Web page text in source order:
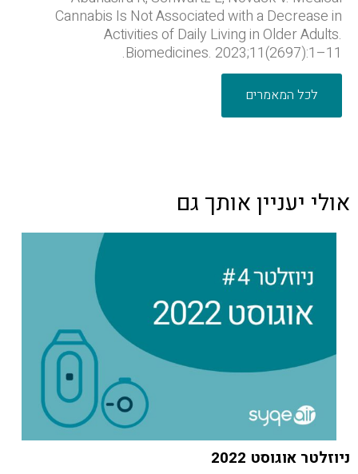
Cannabis Is Not Associated with a Decrease in
Activities of Daily Living in Older Adults.
Biomedicines. 2023;11(2697):1–11.
לכל המאמרים
אולי יעניין אותך גם
ניוזלטר אוגוסט 2022